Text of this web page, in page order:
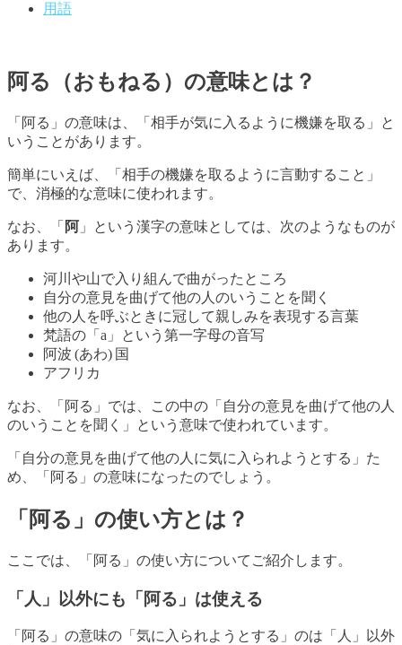
用語
阿る（おもねる）の意味とは？
「阿る」の意味は、「相手が気に入るように機嫌を取る」と
いうことがあります。
簡単にいえば、「相手の機嫌を取るように言動すること」
で、消極的な意味に使われます。
なお、「 阿 」という漢字の意味としては、次のようなものが
あります。
河川や山で入り組んで曲がったところ
自分の意見を曲げて他の人のいうことを聞く
他の人を呼ぶときに冠して親しみを表現する言葉
梵語の「a」という第一字母の音写
阿波 (あわ) 国
アフリカ
なお、「阿る」では、この中の「自分の意見を曲げて他の人
のいうことを聞く」という意味で使われています。
「自分の意見を曲げて他の人に気に入られようとする」た
め、「阿る」の意味になったのでしょう。
「阿る」の使い方とは？
ここでは、「阿る」の使い方についてご紹介します。
「人」以外にも「阿る」は使える
「阿る」の意味の「気に入られようとする」のは「人」以外